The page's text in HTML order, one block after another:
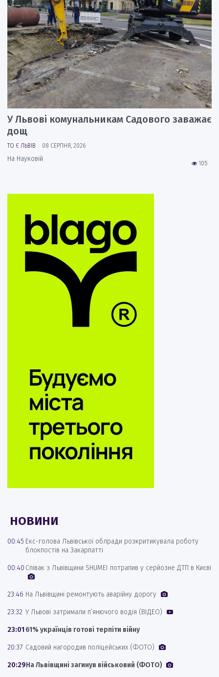
У Львові комунальникам Садового заважає
дощ
ТО Є ЛЬВІВ 08 СЕРПНЯ, 2026
105
На Науковій
НОВИНИ
00:45 Екс-голова Львівської облради розкритикувала роботу
блокпостів на Закарпатті
00:40 Співак з Львівщини SHUMEI потрапив у серйозне ДТП в Києві
23:46 На Львівщині ремонтують аварійну дорогу
23:32 У Львові затримали п’янючого водія (ВІДЕО)
23:01 61% українців готові терпіти війну
20:37 Садовий нагородив поліцейських (ФОТО)
20:29На Львівщині загинув військовий (ФОТО)